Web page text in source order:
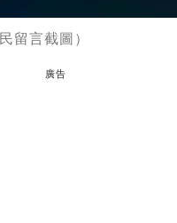
留言截圖）
廣告